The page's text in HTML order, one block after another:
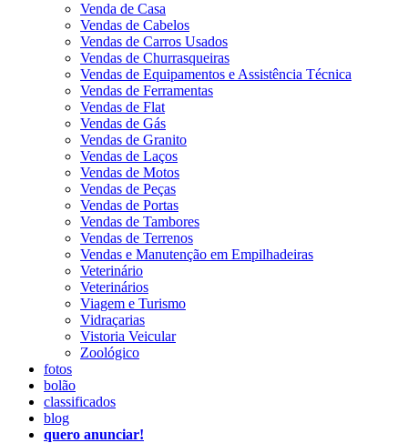
Venda de Casa
Vendas de Cabelos
Vendas de Carros Usados
Vendas de Churrasqueiras
Vendas de Equipamentos e Assistência Técnica
Vendas de Ferramentas
Vendas de Flat
Vendas de Gás
Vendas de Granito
Vendas de Laços
Vendas de Motos
Vendas de Peças
Vendas de Portas
Vendas de Tambores
Vendas de Terrenos
Vendas e Manutenção em Empilhadeiras
Veterinário
Veterinários
Viagem e Turismo
Vidraçarias
Vistoria Veicular
Zoológico
fotos
bolão
classificados
blog
quero anunciar!